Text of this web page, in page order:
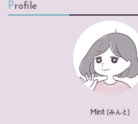
Profile
Mint (みんと)